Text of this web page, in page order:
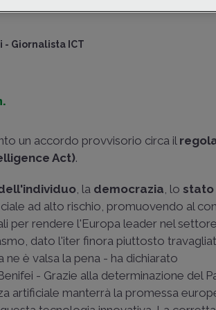
- Giornalista ICT
un accordo provvisorio circa il
Act).
, la democrazia, lo
ad alto rischio, promuovendo al
per rendere l'Europa leader nel
dato l'iter finora piuttosto
è valsa la pena - ha dichiarato
- Grazie alla determinazione del
artificiale manterrà la promessa